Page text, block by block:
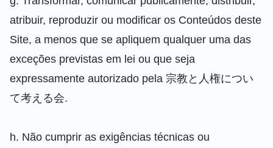
atribuir, reproduzir ou modificar os Conteúdos deste
Site, a menos que se apliquem qualquer uma das
exceções previstas em lei ou que seja
expressamente autorizado pela 宗教と人権につい
て考える会.
h. Não cumprir as exigências técnicas ou